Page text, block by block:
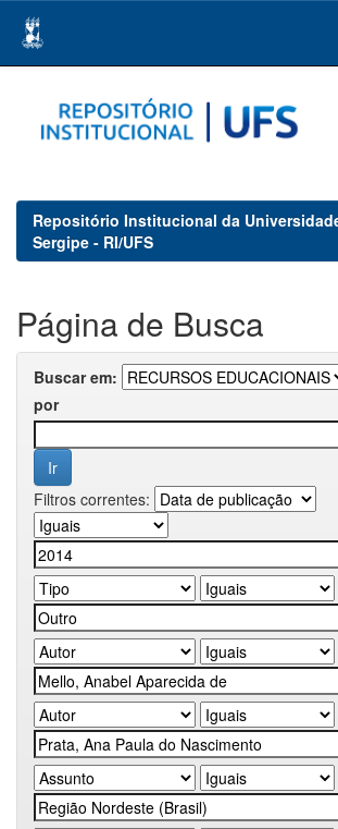
navigation
Repositório Institucional da
Sergipe - RI/UFS
Página de Busca
Buscar em:
por
Filtros correntes: